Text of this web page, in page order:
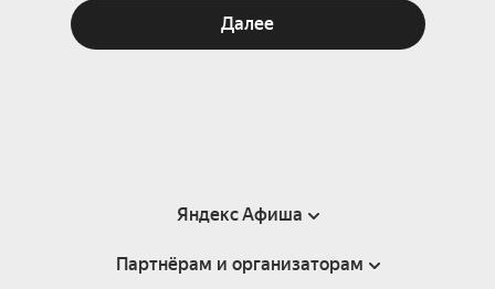
Далее
Яндекс Афиша
Справка
Партнёрам и организаторам